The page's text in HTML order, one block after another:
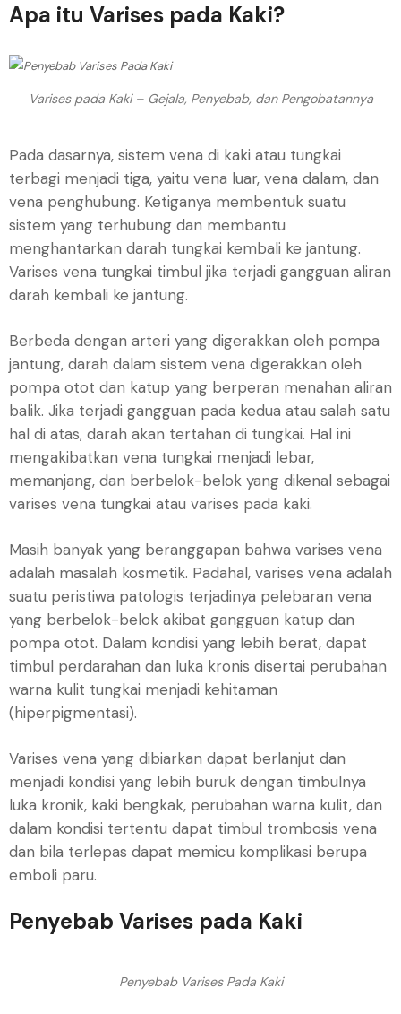
Apa itu Varises pada Kaki?
Varises pada Kaki – Gejala, Penyebab, dan Pengobatannya
Pada dasarnya, sistem vena di kaki atau tungkai
terbagi menjadi tiga, yaitu vena luar, vena dalam, dan
vena penghubung. Ketiganya membentuk suatu
sistem yang terhubung dan membantu
menghantarkan darah tungkai kembali ke jantung.
Varises vena tungkai timbul jika terjadi gangguan aliran
darah kembali ke jantung.
Berbeda dengan arteri yang digerakkan oleh pompa
jantung, darah dalam sistem vena digerakkan oleh
pompa otot dan katup yang berperan menahan aliran
balik. Jika terjadi gangguan pada kedua atau salah satu
hal di atas, darah akan tertahan di tungkai. Hal ini
mengakibatkan vena tungkai menjadi lebar,
memanjang, dan berbelok-belok yang dikenal sebagai
varises vena tungkai atau varises pada kaki.
Masih banyak yang beranggapan bahwa varises vena
adalah masalah kosmetik. Padahal, varises vena adalah
suatu peristiwa patologis terjadinya pelebaran vena
yang berbelok-belok akibat gangguan katup dan
pompa otot. Dalam kondisi yang lebih berat, dapat
timbul perdarahan dan luka kronis disertai perubahan
warna kulit tungkai menjadi kehitaman
(hiperpigmentasi).
Varises vena yang dibiarkan dapat berlanjut dan
menjadi kondisi yang lebih buruk dengan timbulnya
luka kronik, kaki bengkak, perubahan warna kulit, dan
dalam kondisi tertentu dapat timbul trombosis vena
dan bila terlepas dapat memicu komplikasi berupa
emboli paru.
Penyebab Varises pada Kaki
Penyebab Varises Pada Kaki